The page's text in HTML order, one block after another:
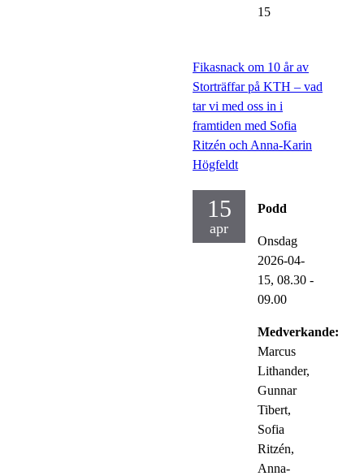
15
Fikasnack om 10 år av
Storträffar på KTH – vad
tar vi med oss in i
framtiden med Sofia
Ritzén och Anna-Karin
Högfeldt
15
apr
Podd
Onsdag
2026-04-
15, 08.30 -
09.00
Medverkande:
Marcus
Lithander,
Gunnar
Tibert,
Sofia
Ritzén,
Anna-